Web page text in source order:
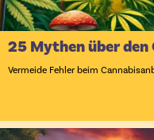
25 Mythen über den
Vermeide Fehler beim